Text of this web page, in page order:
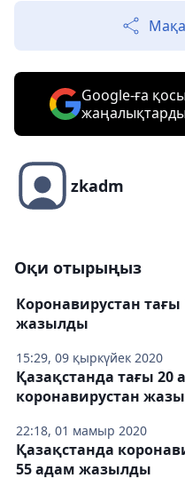
Google-ға
zkadm
Оқи отырыңыз
15:29, 09 қыркүйек 2020
Коронавирустан тағы
жазылды
22:18, 01 мамыр 2020
Қазақстанда тағы 20
коронавирустан
Қазақстанда
55 адам жазылды